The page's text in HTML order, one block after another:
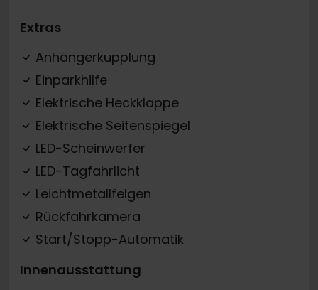
Extras
Anhängerkupplung
Einparkhilfe
Elektrische Heckklappe
Elektrische Seitenspiegel
LED-Scheinwerfer
LED-Tagfahrlicht
Leichtmetallfelgen
Rückfahrkamera
Start/Stopp-Automatik
Innenausstattung